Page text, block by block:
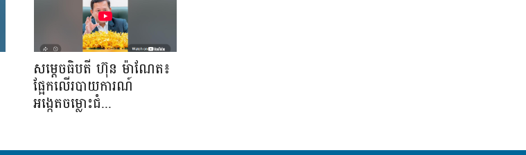
សម្តេចធិបតី ហ៊ុន ម៉ាណែត៖
ផ្អែកលើរបាយការណ៍
អង្កេតចម្លោះជំ...